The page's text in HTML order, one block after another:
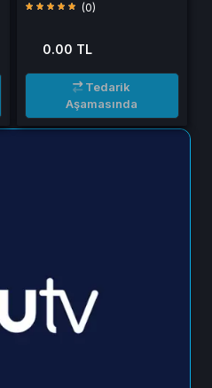
(0)
0.00 TL
Tedarik
Aşamasında